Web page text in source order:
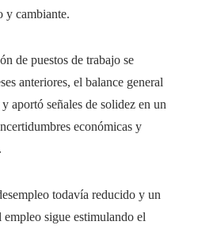
y cambiante.
de puestos de trabajo se
anteriores, el balance general
aportó señales de solidez en un
económicas y
todavía reducido y un
sigue estimulando el